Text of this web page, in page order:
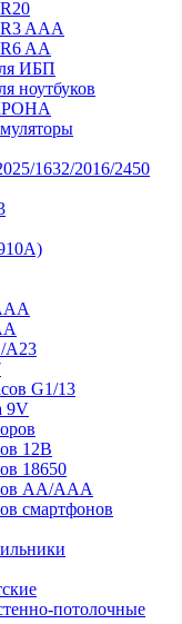
AAA
AA
ИБП
ноутбуков
1632/2016/2450
A23
G1/13
9V
12В
18650
AA/AAA
смартфонов
потолочные